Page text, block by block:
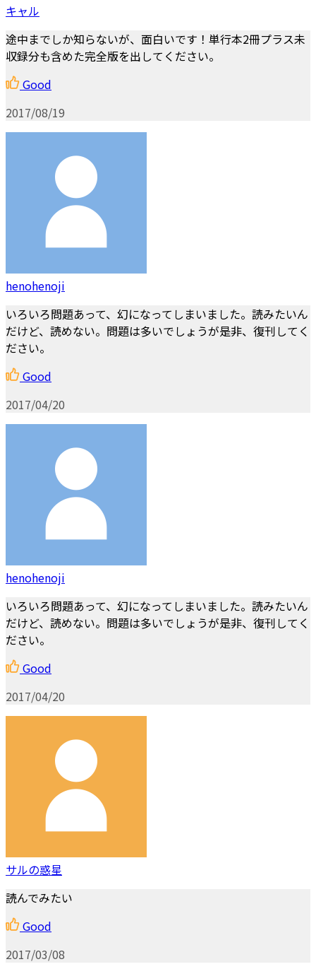
キャル
途中までしか知らないが、面白いです！単行本2冊プラス未
収録分も含めた完全版を出してください。
Good
2017/08/19
henohenoji
いろいろ問題あって、幻になってしまいました。読みたいん
だけど、読めない。問題は多いでしょうが是非、復刊してく
ださい。
Good
2017/04/20
henohenoji
いろいろ問題あって、幻になってしまいました。読みたいん
だけど、読めない。問題は多いでしょうが是非、復刊してく
ださい。
Good
2017/04/20
サルの惑星
読んでみたい
Good
2017/03/08